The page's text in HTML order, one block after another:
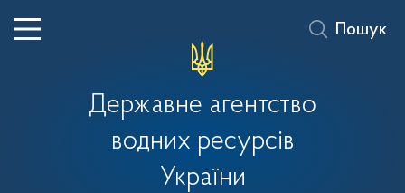
Державне агентство
водних ресурсів
України
Пошук